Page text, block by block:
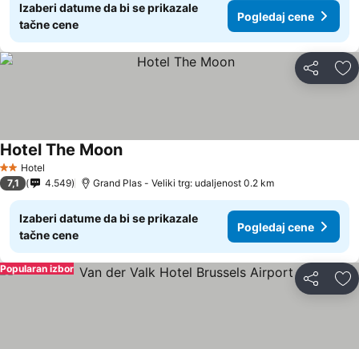
Izaberi datume da bi se prikazale
tačne cene
Pogledaj cene
Deli
2 Zvezdice
Hotel
Hotel The MoonPogledaj cene
7,1 4.549 Grand Plas - Veliki trg: udaljenost 0.2 km
Izaberi datume da bi se prikazale
tačne cene
Pogledaj cene
Deli
Popularan izbor